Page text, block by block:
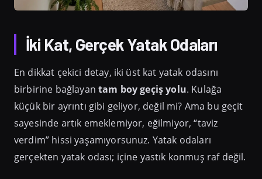
İki Kat, Gerçek Yatak Odaları
En dikkat çekici detay, iki üst kat yatak odasını
birbirine bağlayantam boy geçiş yolu. Kulağa
küçük bir ayrıntı gibi geliyor, değil mi? Ama bu geçit
sayesinde artık emeklemiyor, eğilmiyor, “taviz
verdim” hissi yaşamıyorsunuz. Yatak odaları
gerçekten yatak odası; içine yastık konmuş raf değil.